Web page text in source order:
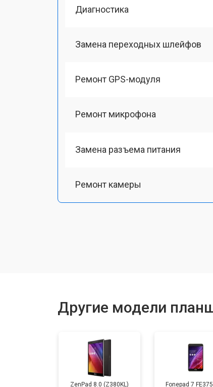
Диагностика
Замена переходных шлейфов
Ремонт GPS-модуля
Ремонт микрофона
Замена разъема питания
Ремонт камеры
Замена дисплея (экрана)
Другие модели
ZenPad 8.0 (Z380KL) Fonepad 7